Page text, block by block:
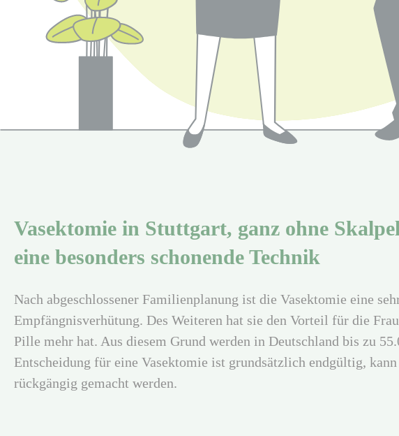
Vasektomie in Stuttgart, ganz ohne
eine besonders schonende Technik
Nach abgeschlossener Familienplanung ist die Vasektomie eine
Empfängnisverhütung. Des Weiteren hat sie den Vorteil für die
Pille mehr hat. Aus diesem Grund werden in Deutschland bis zu
Entscheidung für eine Vasektomie ist grundsätzlich endgültig,
rückgängig gemacht werden.